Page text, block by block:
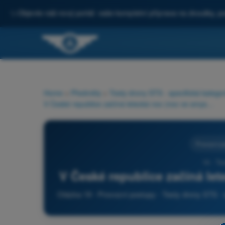
Objevte náš nový portál: vaše kompletní příprava na zkoušky,
Home Předměty Testy drony STS - specifická
V České republice začíná
Otázka 19 - Provozní postupy - Testy drony STS